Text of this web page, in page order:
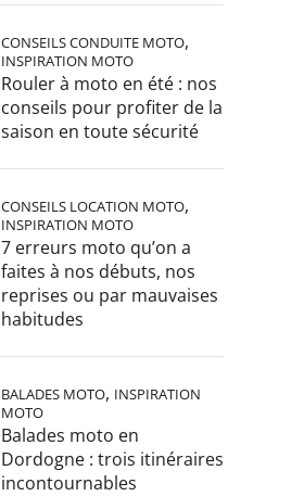
CONSEILS CONDUITE MOTO,
INSPIRATION MOTO
Rouler à moto en été : nos
conseils pour profiter de la
saison en toute sécurité
CONSEILS LOCATION MOTO,
INSPIRATION MOTO
7 erreurs moto qu’on a
faites à nos débuts, nos
reprises ou par mauvaises
habitudes
BALADES MOTO, INSPIRATION
MOTO
Balades moto en
Dordogne : trois itinéraires
incontournables